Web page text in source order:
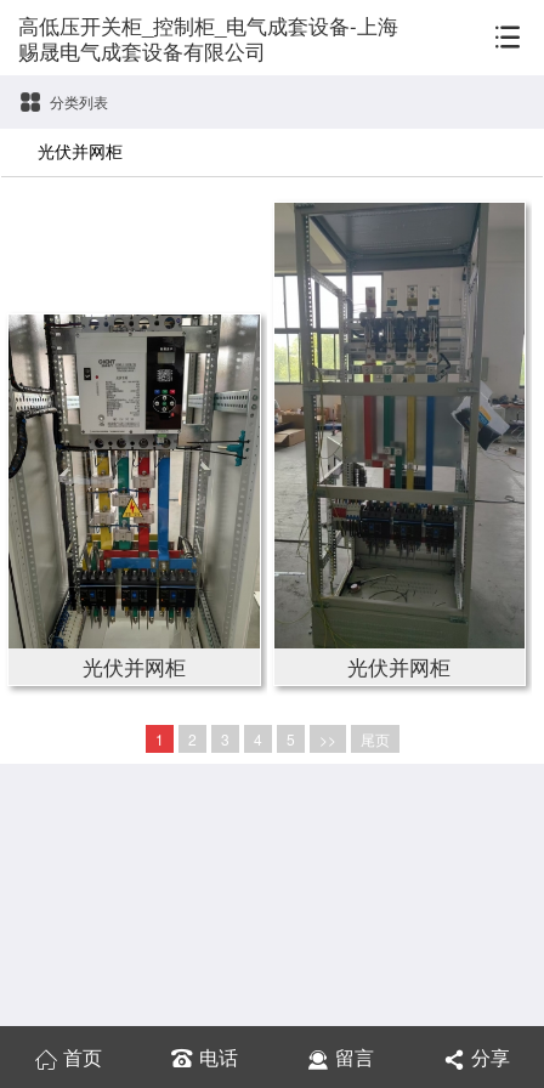
高低压开关柜_控制柜_电气成套设备-上海
赐晟电气成套设备有限公司
分类列表
光伏并网柜
光伏并网柜 光伏并网柜
1 2 3 4 5 >> 尾页
首页 电话 留言 分享